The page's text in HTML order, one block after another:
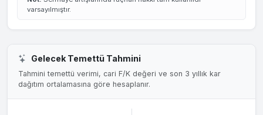
varsayılmıştır.
Gelecek Temettü Tahmini
Tahmini temettü verimi, cari F/K değeri ve son 3 yıllık kar
dağıtım ortalamasına göre hesaplanır.